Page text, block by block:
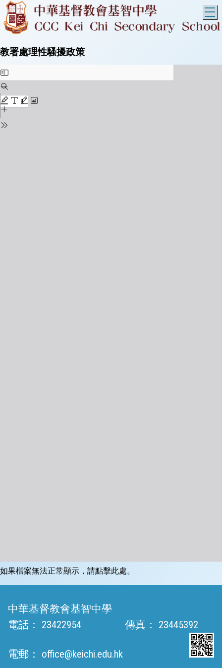
教署處理性騷擾政策
如果檔案無法正常顯示，請點擊此處。
中華基督教會基智中學
電話：
23422954 傳真： 23445392
電郵： office@keichi.edu.hk